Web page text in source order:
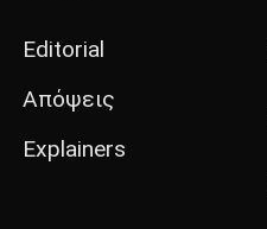
Editorial
Απόψεις
Explainers